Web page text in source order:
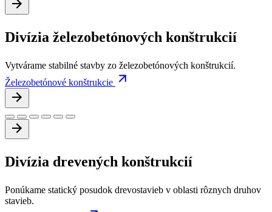
Divízia železobetónových konštrukcií
Vytvárame stabilné stavby zo železobetónových konštrukcií.
Železobetónové konštrukcie
Divízia drevených konštrukcií
Ponúkame statický posudok drevostavieb v oblasti rôznych druhov
stavieb.